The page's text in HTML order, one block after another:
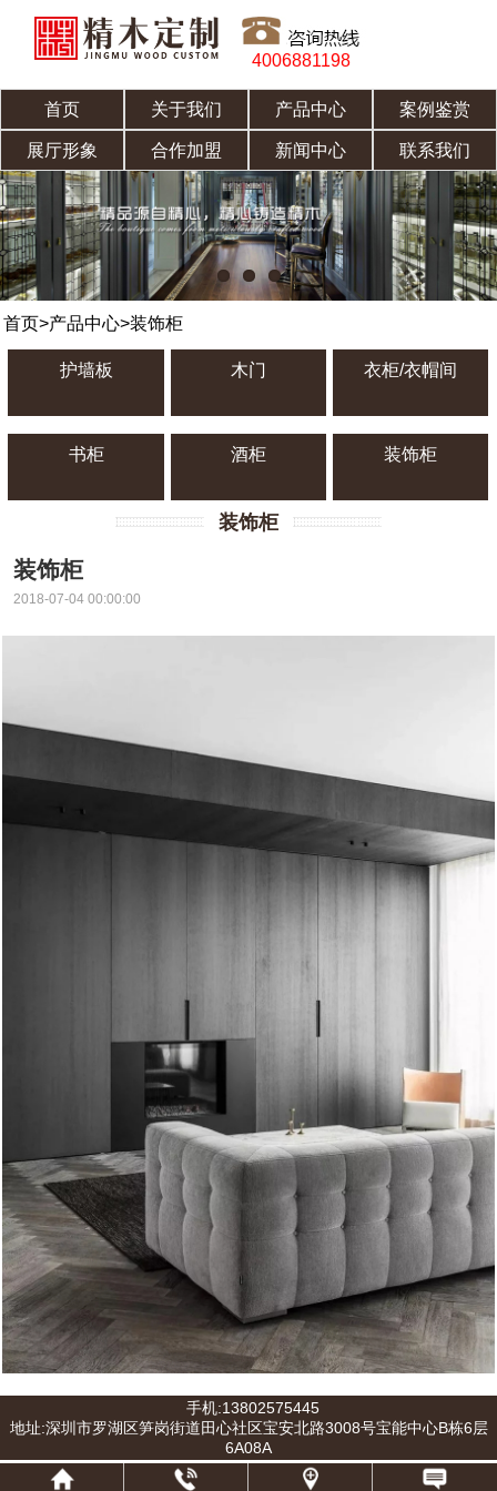
4006881198
首页 关于我们 产品中心 案例鉴赏
展厅形象 合作加盟 新闻中心 联系我们
首页>产品中心>装饰柜
护墙板 木门 衣柜/衣帽间
书柜 酒柜 装饰柜
装饰柜
装饰柜
2018-07-04 00:00:00
手机:13802575445
地址:深圳市罗湖区笋岗街道田心社区宝安北路3008号宝能中心B栋6层
6A08A